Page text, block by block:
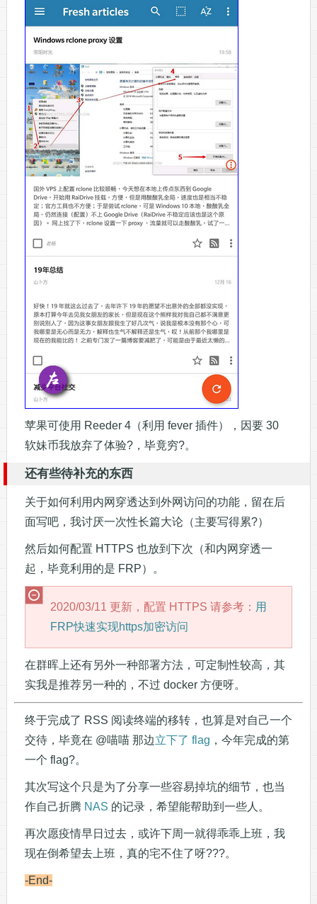
苹果可使用 Reeder 4（利用 fever 插件），因要 30
软妹币我放弃了体验?，毕竟穷?。
还有些待补充的东西
关于如何利用内网穿透达到外网访问的功能，留在后
面写吧，我讨厌一次性长篇大论（主要写得累?）
然后如何配置 HTTPS 也放到下次（和内网穿透一
起，毕竟利用的是 FRP）。
2020/03/11 更新，配置 HTTPS 请参考： 用
FRP快速实现https加密访问
在群晖上还有另外一种部署方法，可定制性较高，其
实我是推荐另一种的，不过 docker 方便呀。
终于完成了 RSS 阅读终端的移转，也算是对自己一个
交待，毕竟在 @喵喵 那边立下了 flag ，今年完成的第
一个 flag?。
其次写这个只是为了分享一些容易掉坑的细节，也当
作自己折腾 NAS 的记录，希望能帮助到一些人。
再次愿疫情早日过去，或许下周一就得乖乖上班，我
现在倒希望去上班，真的宅不住了呀???。
-End-